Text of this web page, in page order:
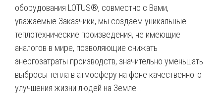
оборудования LOTUS®, совместно с Вами,
уважаемые Заказчики, мы создаем уникальные
теплотехнические произведения, не имеющие
аналогов в мире, позволяющие снижать
энергозатраты производств, значительно уменьшать
выбросы тепла в атмосферу на фоне качественного
улучшения жизни людей на Земле...